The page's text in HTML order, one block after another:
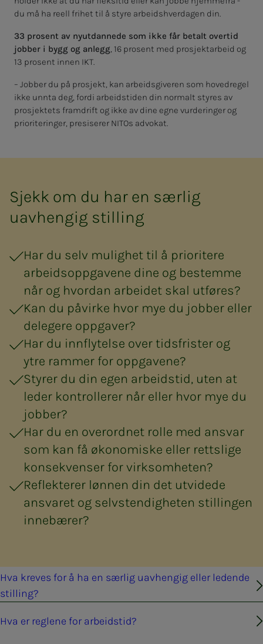
du må ha reell frihet til å styre arbeidshverdagen din.
33 prosent av nyutdannede som ikke får betalt overtid
jobber i bygg og anlegg, 16 prosent med prosjektarbeid og
13 prosent innen IKT.
– Jobber du på prosjekt, kan arbeidsgiveren som hovedregel
ikke unnta deg, fordi arbeidstiden din normalt styres av
prosjektets framdrift og ikke av dine egne vurderinger og
prioriteringer, presiserer NITOs advokat.
Sjekk om du har en særlig
uavhengig stilling
Har du selv mulighet til å prioritere
arbeidsoppgavene dine og bestemme
når og hvordan arbeidet skal utføres?
Kan du påvirke hvor mye du jobber eller
delegere oppgaver?
Har du innflytelse over tidsfrister og
ytre rammer for oppgavene?
Styrer du din egen arbeidstid, uten at
leder kontrollerer når eller hvor mye du
jobber?
Har du en overordnet rolle med ansvar
som kan få økonomiske eller rettslige
konsekvenser for virksomheten?
Reflekterer lønnen din det utvidede
ansvaret og selvstendigheten stillingen
innebærer?
Hva kre­­ves for å ha en sær­­­lig uav­hen­­gig el­­ler le­­den­­de
stil­­ling?
Hva er reglene for arbeidstid?